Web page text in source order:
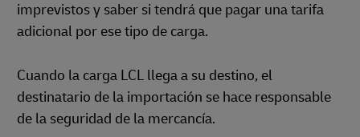
imprevistos y saber si tendrá que pagar una tarifa
adicional por ese tipo de carga.
Cuando la carga LCL llega a su destino, el
destinatario de la importación se hace responsable
de la seguridad de la mercancía.